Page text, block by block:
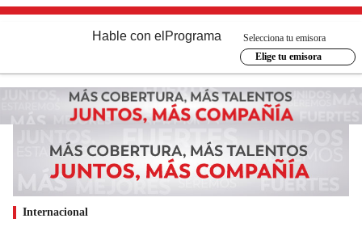
Hable con el Programa
Selecciona tu emisora
Elige tu emisora
Internacional